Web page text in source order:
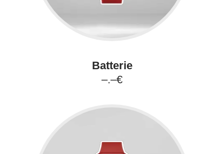
Batterie
–.–€